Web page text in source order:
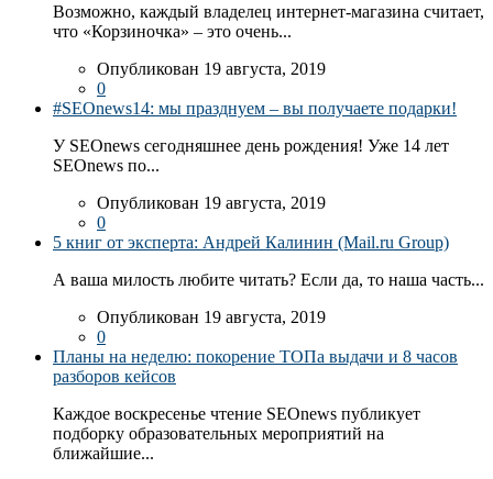
Возможно, каждый владелец интернет-магазина считает,
что «Корзиночка» – это очень...
Опубликован 19 августа, 2019
0
#SEOnews14: мы празднуем – вы получаете подарки!
У SEOnews сегодняшнее день рождения! Уже 14 лет
SEOnews по...
Опубликован 19 августа, 2019
0
5 книг от эксперта: Андрей Калинин (Mail.ru Group)
А ваша милость любите читать? Если да, то наша часть...
Опубликован 19 августа, 2019
0
Планы на неделю: покорение ТОПа выдачи и 8 часов
разборов кейсов
Каждое воскресенье чтение SEOnews публикует
подборку образовательных мероприятий на
ближайшие...